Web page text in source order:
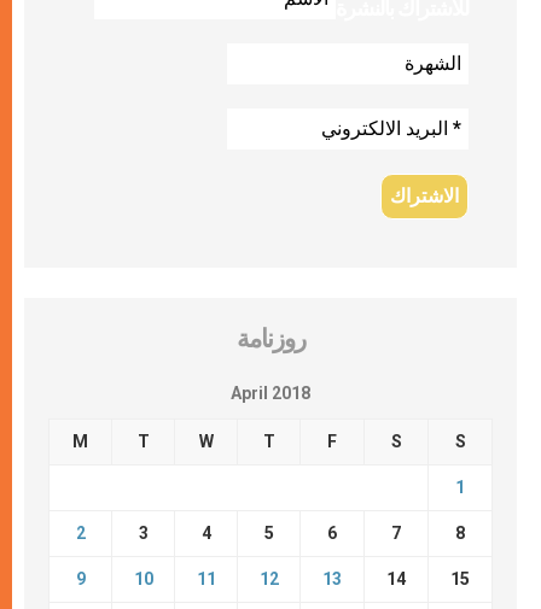
روزنامة
April 2018
M T W T F S S
1
2 3 4 5 6 7 8
9 10 11 12 13 14 15